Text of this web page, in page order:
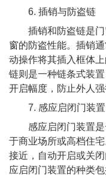
6. 插销与防盗链
插销和防盗链是门
窗的防盗性能。插销
动操作将其插入框体
链则是一种链条式装
开启幅度，防止外人强
7. 感应启闭门装置
感应启闭门装置是
于商业场所或高档住
接近，自动开启或关
应启闭门装置的种类